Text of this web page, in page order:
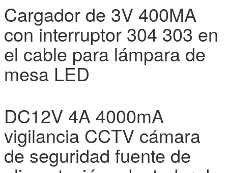
Cargador de 3V 400MA
con interruptor 304 303 en
el cable para lámpara de
mesa LED
DC12V 4A 4000mA
vigilancia CCTV cámara
de seguridad fuente de